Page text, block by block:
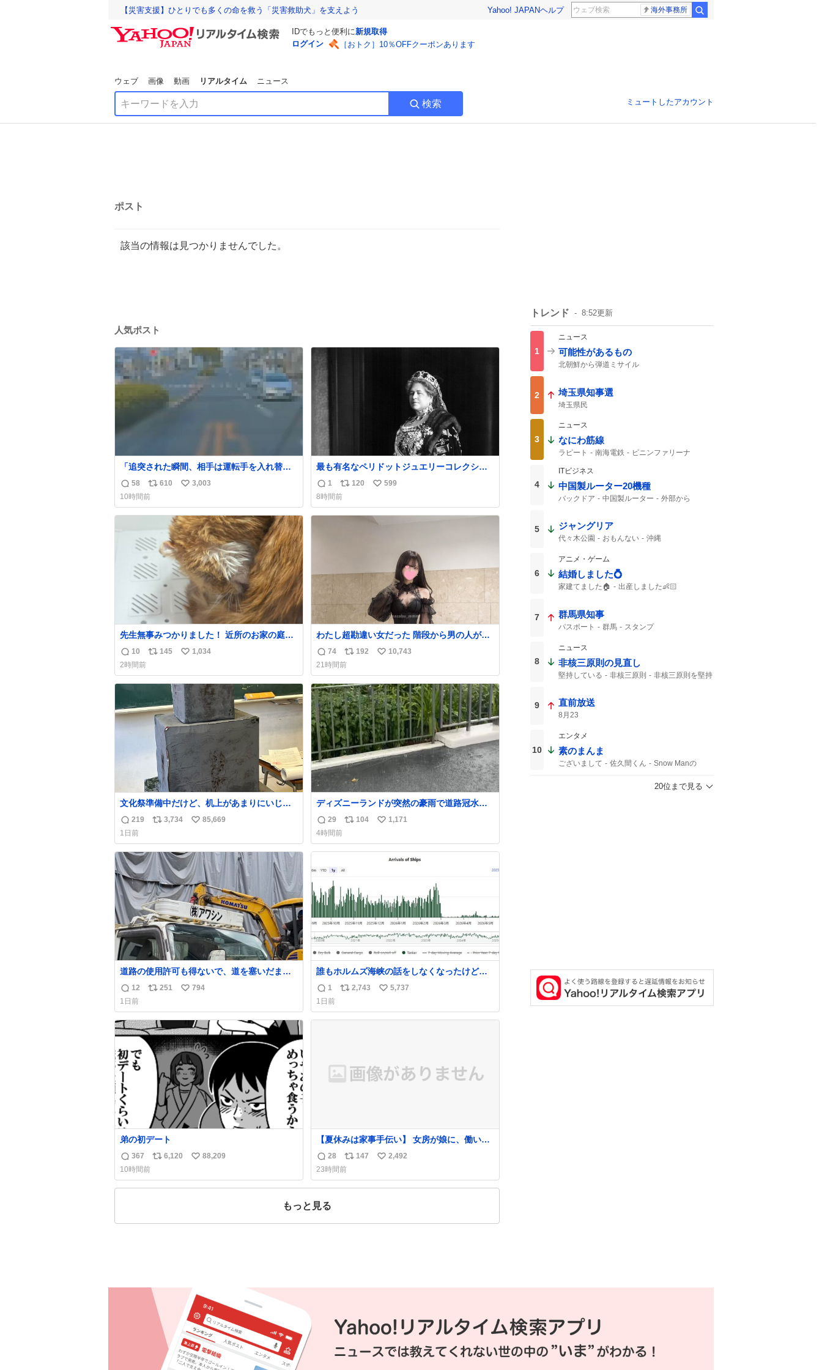
【災害支援】ひとりでも多くの命を救う「災害救助犬」を支えよう Yahoo! JAPANヘルプ 海外事務所
IDでもっと便利に新規取得
ログイン
［おトク］10％OFFクーポンあります
ウェブ 画像 動画 リアルタイム ニュース
検索 ミュートしたアカウント
ポスト
該当の情報は見つかりませんでした。
人気ポスト
「追突された瞬間、相手は運転手を入れ替え
てた」 これ実話。 しかも後で無免許と判明。
ドラレコ無かったら完全にやられてた案件。
#追突 #替え玉 #無免許運転
返
信
数
58
リ
ポ
ス
数
610
い
ね
数
3,003
10時間前
最も有名なペリドットジュエリーコレクショ
ンはオーストリア大公妃イザベラが所有して
いたもの。一時期キッチンペーパーに包んで
保管されていたことに衝撃💥を受けた。
返
信
数
1
リ
ポ
ス
120
い
ね
数
599
8時間前
先生無事みつかりました！ 近所のお家の庭の
はじっこでうずくまってました💦 拡散してく
れたり探してくれたみなさん本当にありがと
ございます！ 飛び出し防止柵を増やして先生
とちょびが怖い思いをしないでいいようにし
返
信
数
10
リ
ス
数
145
い
ね
数
1,034
2時間前
わたし超勘違い女だった 階段から男の人が降
りて来てたんだけど この格好の女が立ってた
ら一回は足が止まるでしょ？普通。降りてき
たのは仕事帰りっぽい男の人で、足取り重そ
うに歩いてて見るからに異変を感じたんだけ
ど
返
信
数
74
リ
ポ
ス
ト
数
192
い
ね
数
10,743
21時間前
文化祭準備中だけど、机上があまりにいじめ
っぽすぎる
返
信
数
219
リ
ス
ト
数
3,734
い
ね
数
85,669
1日前
ディズニーランドが突然の豪雨で道路冠水し
てるんだけど☔️ この雨で今年初のミッション
クールダウン中止。幾ら何でもやばすぎだ
ろ...
返
信
数
29
リ
ス
104
い
ね
1,171
4時間前
道路の使用許可も得ないで、道を塞いだまま
解体作業してる。 写真を撮ろうとしたら「勝
手に写真撮るな馬鹿野郎」と罵倒されるな
ど。
返
信
数
12
リ
ス
ト
数
251
い
ね
数
794
1日前
誰もホルムズ海峡の話をしなくなったけどタ
ンカーの往来は消滅したままですねと
返
信
数
1
リ
ス
2,743
い
ね
5,737
1日前
弟の初デート
返
信
数
367
リ
ス
6,120
い
ね
88,209
10時間前
【夏休みは家事手伝い】 女房が娘に、働いた
らバイト代もらえば？と言ったら、娘は、い
らない、と言って黙々と働いてくれました。
あとでソフトクリーム買ってやろうと思いま
した。
返
信
数
28
リ
ポ
ス
147
い
ね
2,492
23時間前
もっと見る
トレンド 8:52更新
1
ニュース
可能性があるもの
北朝鮮から弾道ミサイル
日本周辺
落下した
防衛省
2 埼玉県知事選
埼玉県民
3
ニュース
なにわ筋線
ラピート 南海電鉄
ピニンファリーナ
4
ITビジネス
中国製ルーター20機種
バックドア 中国製ルーター
外部から
5 ジャングリア
代々木公園 おもんない 沖縄
6
アニメ・ゲーム
結婚しました💍
家建てました🏠
出産しました👶🏻
7 群馬県知事
パスポート 群馬 スタンプ
8
ニュース
非核三原則の見直し
堅持している 非核三原則 非核三原則を堅持
9 直前放送
8月23
10
エンタメ
素のまんま
ございまして 佐久間くん
Snow Manの
20位まで見る